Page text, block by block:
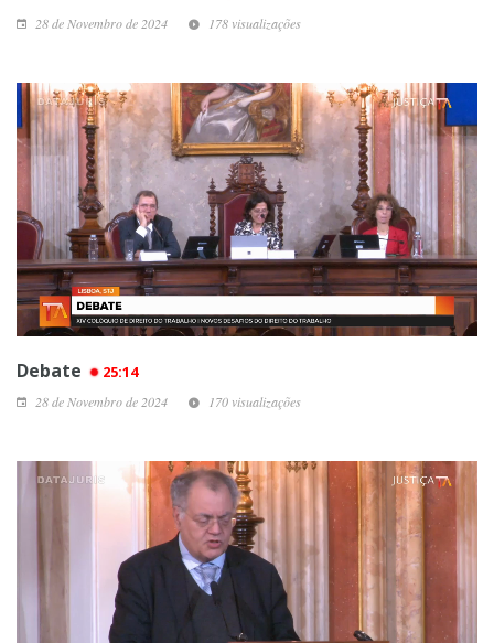
28 de Novembro de 2024 178 visualizações
Debate 25:14
28 de Novembro de 2024 170 visualizações